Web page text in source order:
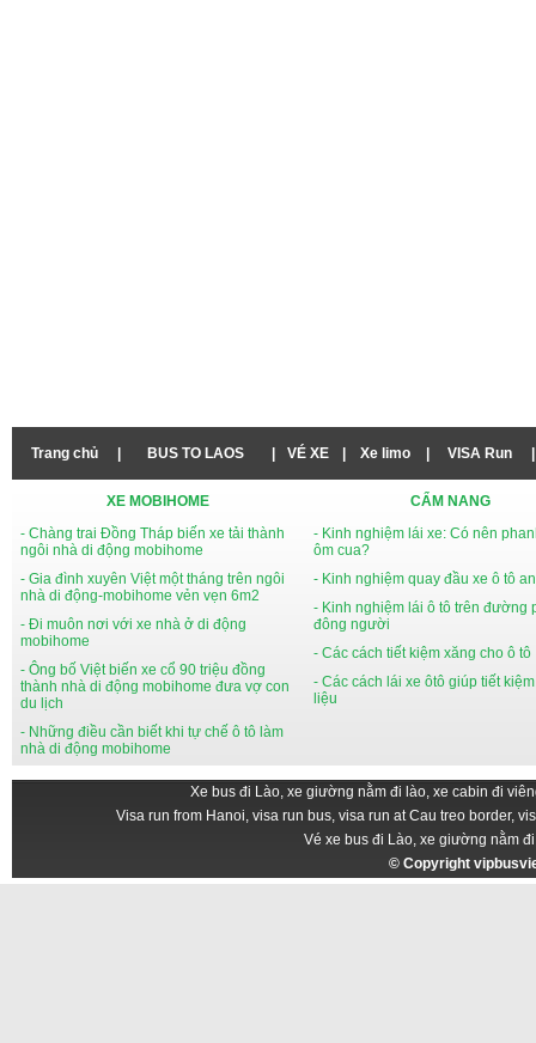
Trang chủ BUS TO LAOS VÉ XE Xe limo VISA Run
XE MOBIHOME
- Chàng trai Đồng Tháp biến xe tải thành
ngôi nhà di động mobihome
- Gia đình xuyên Việt một tháng trên ngôi
nhà di động-mobihome vẻn vẹn 6m2
- Đi muôn nơi với xe nhà ở di động
mobihome
- Ông bố Việt biến xe cổ 90 triệu đồng
thành nhà di động mobihome đưa vợ con
du lịch
- Những điều cần biết khi tự chế ô tô làm
nhà di động mobihome
CẨM NANG
- Kinh nghiệm lái xe: Có nên
ôm cua?
- Kinh nghiệm quay đầu xe ô tô
- Kinh nghiệm lái ô tô trên đường
đông người
- Các cách tiết kiệm xăng cho ô tô
- Các cách lái xe ôtô giúp tiết
liệu
Xe bus đi Lào, xe giường nằm đi lào, xe cabin đi
Visa run from Hanoi, visa run bus, visa run at Cau treo border,
Vé xe bus đi Lào, xe giường nằm
© Copyright